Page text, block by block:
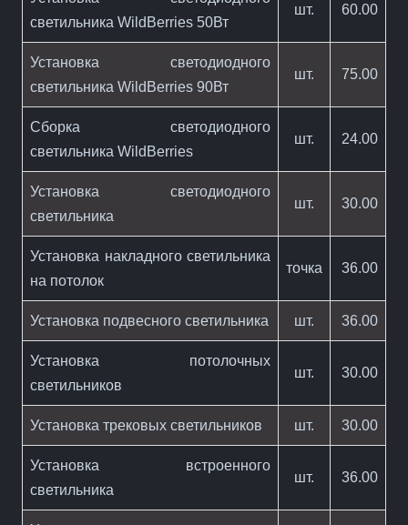
светильника WildBerries 50Вт
шт. 60.00
Установка светодиодного
светильника WildBerries 90Вт
шт. 75.00
Сборка светодиодного
светильника WildBerries
шт. 24.00
Установка светодиодного
светильника
шт. 30.00
Установка накладного светильника
на потолок
точка 36.00
Установка подвесного светильника шт. 36.00
Установка потолочных
светильников
шт. 30.00
Установка трековых светильников шт. 30.00
Установка встроенного
светильника
шт. 36.00